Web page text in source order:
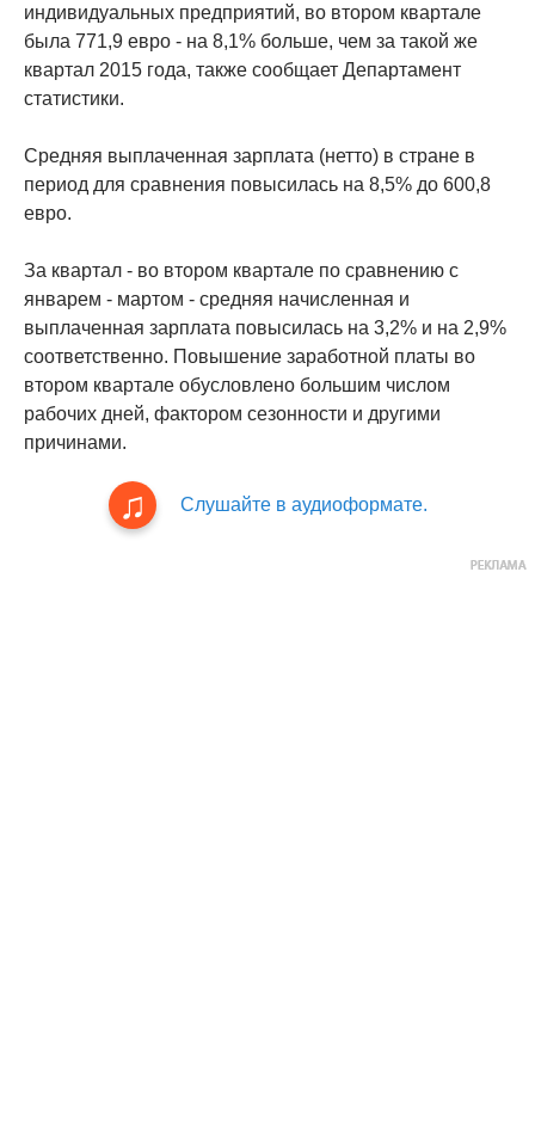
индивидуальных предприятий, во втором квартале
была 771,9 евро - на 8,1% больше, чем за такой же
квартал 2015 года, также сообщает Департамент
статистики.
Средняя выплаченная зарплата (нетто) в стране в
период для сравнения повысилась на 8,5% до 600,8
евро.
За квартал - во втором квартале по сравнению с
январем - мартом - средняя начисленная и
выплаченная зарплата повысилась на 3,2% и на 2,9%
соответственно. Повышение заработной платы во
втором квартале обусловлено большим числом
рабочих дней, фактором сезонности и другими
причинами.
Слушайте в аудиоформате.